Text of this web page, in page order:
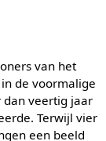
van het
de voormalige
dan veertig jaar
Terwijl vier
een beeld